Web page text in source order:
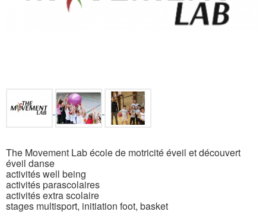
The Movement Lab école de motricité éveil et découvert
éveil danse
activités well being
activités parascolaires
activités extra scolaire
stages multisport, initiation foot, basket